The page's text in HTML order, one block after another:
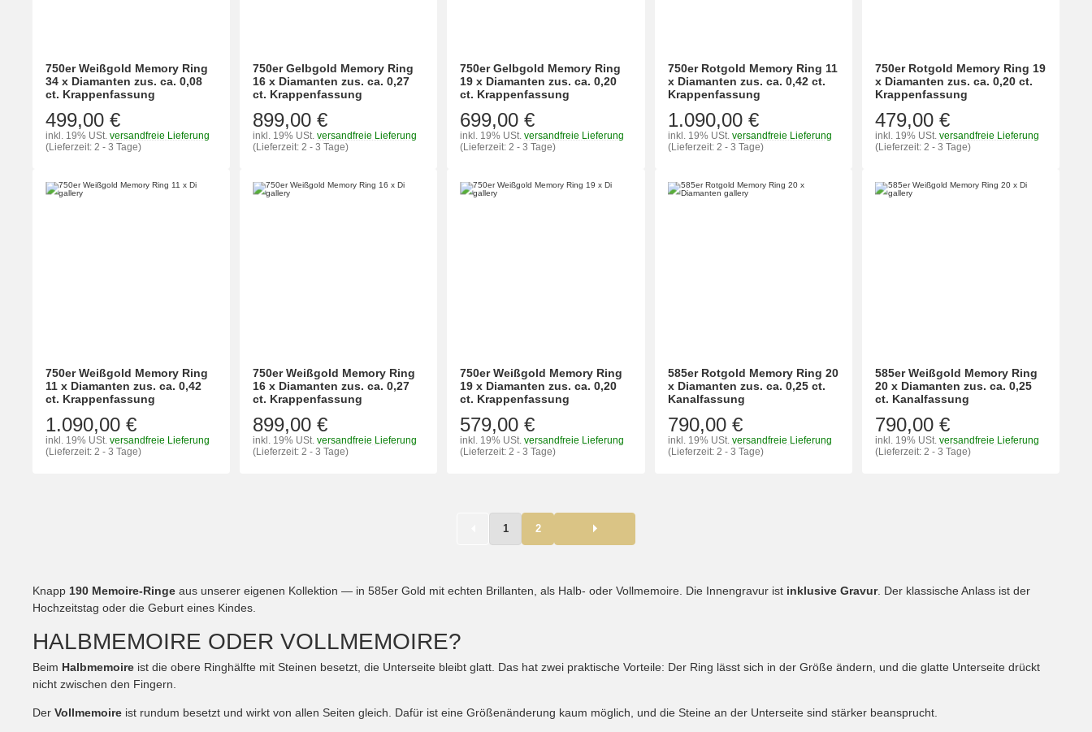
750er Weißgold Memory Ring
34 x Diamanten zus. ca. 0,08
ct. Krappenfassung
499,00 €
inkl. 19% USt. versandfreie Lieferung
(Lieferzeit: 2 - 3 Tage)
750er Gelbgold Memory Ring
16 x Diamanten zus. ca. 0,27
ct. Krappenfassung
899,00 €
inkl. 19% USt. versandfreie Lieferung
(Lieferzeit: 2 - 3 Tage)
750er Gelbgold Memory Ring
19 x Diamanten zus. ca. 0,20
ct. Krappenfassung
699,00 €
inkl. 19% USt. versandfreie Lieferung
(Lieferzeit: 2 - 3 Tage)
750er Rotgold Memory Ring 11
x Diamanten zus. ca. 0,42 ct.
Krappenfassung
1.090,00 €
inkl. 19% USt. versandfreie Lieferung
(Lieferzeit: 2 - 3 Tage)
750er Rotgold Memory Ring 19
x Diamanten zus. ca. 0,20 ct.
Krappenfassung
479,00 €
inkl. 19% USt. versandfreie Lieferung
(Lieferzeit: 2 - 3 Tage)
750er Weißgold Memory Ring
11 x Diamanten zus. ca. 0,42
ct. Krappenfassung
1.090,00 €
inkl. 19% USt. versandfreie Lieferung
(Lieferzeit: 2 - 3 Tage)
750er Weißgold Memory Ring
16 x Diamanten zus. ca. 0,27
ct. Krappenfassung
899,00 €
inkl. 19% USt. versandfreie Lieferung
(Lieferzeit: 2 - 3 Tage)
750er Weißgold Memory Ring
19 x Diamanten zus. ca. 0,20
ct. Krappenfassung
579,00 €
inkl. 19% USt. versandfreie Lieferung
(Lieferzeit: 2 - 3 Tage)
585er Rotgold Memory Ring 20
x Diamanten zus. ca. 0,25 ct.
Kanalfassung
790,00 €
inkl. 19% USt. versandfreie Lieferung
(Lieferzeit: 2 - 3 Tage)
585er Weißgold Memory Ring
20 x Diamanten zus. ca. 0,25
ct. Kanalfassung
790,00 €
inkl. 19% USt. versandfreie Lieferung
(Lieferzeit: 2 - 3 Tage)
1 2
Knapp 190 Memoire-Ringe aus unserer eigenen Kollektion — in 585er Gold mit echten Brillanten, als Halb- oder Vollmemoire. Die Innengravur ist inklusive Gravur. Der klassische Anlass ist der
Hochzeitstag oder die Geburt eines Kindes.
HALBMEMOIRE ODER VOLLMEMOIRE?
Beim Halbmemoire ist die obere Ringhälfte mit Steinen besetzt, die Unterseite bleibt glatt. Das hat zwei praktische Vorteile: Der Ring lässt sich in der Größe ändern, und die glatte Unterseite drückt
nicht zwischen den Fingern.
Der Vollmemoire ist rundum besetzt und wirkt von allen Seiten gleich. Dafür ist eine Größenänderung kaum möglich, und die Steine an der Unterseite sind stärker beansprucht.